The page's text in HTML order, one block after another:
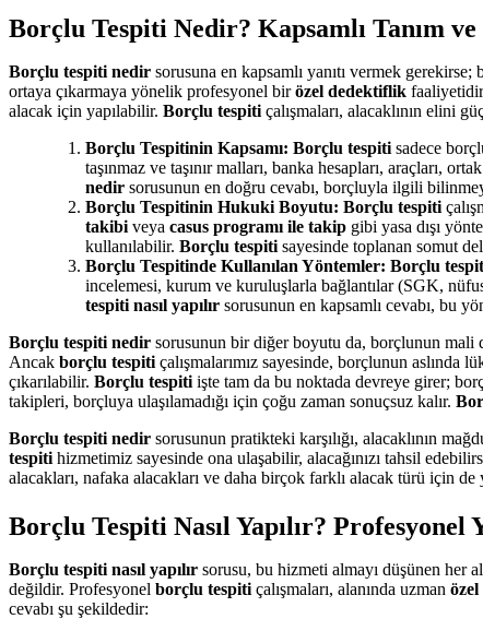
Borçlu Tespiti Nedir? Kapsamlı Tanım
Borçlu tespiti nedir sorusuna en kapsamlı yanıtı vermek
ortaya çıkarmaya yönelik profesyonel birözel dedektiflik
alacak için yapılabilir. Borçlu tespiti çalışmaları, alacaklının elini
Borçlu Tespitinin Kapsamı: Borçlu tespiti sadece
taşınmaz ve taşınır malları, banka hesapları, araçları,
nedir sorusunun en doğru cevabı, borçluyla ilgili
Borçlu Tespitinin Hukuki Boyutu: Borçlu tespiti
takibi veya casus programı ile takip gibi yasa dışı
kullanılabilir. Borçlu tespiti sayesinde toplanan somut
Borçlu Tespitinde Kullanılan Yöntemler: Borçlu
incelemesi, kurum ve kuruluşlarla bağlantılar (SGK,
tespiti nasıl yapılır sorusunun en kapsamlı cevabı, bu
Borçlu tespiti nedir sorusunun bir diğer boyutu da, borçlunun
Ancak borçlu tespiti çalışmalarımız sayesinde, borçlunun aslında
çıkarılabilir. Borçlu tespiti işte tam da bu noktada devreye girer;
takipleri, borçluya ulaşılamadığı için çoğu zaman sonuçsuz kalır.
Borçlu tespiti nedir sorusunun pratikteki karşılığı, alacaklının
tespiti hizmetimiz sayesinde ona ulaşabilir, alacağınızı tahsil
alacakları, nafaka alacakları ve daha birçok farklı alacak türü için de
Borçlu Tespiti Nasıl Yapılır? Profesyonel
Borçlu tespiti nasıl yapılır sorusu, bu hizmeti almayı düşünen her
değildir. Profesyonel borçlu tespiti çalışmaları, alanında uzman
cevabı şu şekildedir: